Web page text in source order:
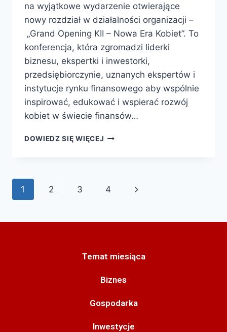
na wyjątkowe wydarzenie otwierające
nowy rozdział w działalności organizacji –
„Grand Opening KII – Nowa Era Kobiet”. To
konferencja, która zgromadzi liderki
biznesu, ekspertki i inwestorki,
przedsiębiorczynie, uznanych ekspertów i
instytucje rynku finansowego aby wspólnie
inspirować, edukować i wspierać rozwój
kobiet w świecie finansów…
DOWIEDZ SIĘ WIĘCEJ
1 2 3 4
Temat miesiąca
Biznes
Gospodarka
Inwestycje